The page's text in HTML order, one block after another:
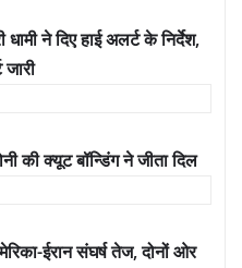
ने दिए हाई अलर्ट के निर्देश,
की क्यूट बॉन्डिंग ने जीता दिल
ईरान संघर्ष तेज, दोनों ओर